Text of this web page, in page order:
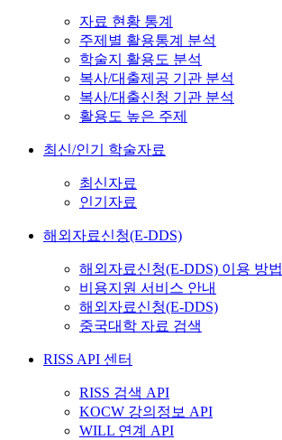
자료 현황 통계
주제별 활용통계 분석
학술지 활용도 분석
복사/대출제공 기관 분석
복사/대출신청 기관 분석
활용도 높은 주제
최신/인기 학술자료
최신자료
인기자료
해외자료신청(E-DDS)
해외자료신청(E-DDS) 이용 방법
비용지원 서비스 안내
해외자료신청(E-DDS)
중국대학 자료 검색
RISS API 센터
RISS 검색 API
KOCW 강의정보 API
WILL 연계 API